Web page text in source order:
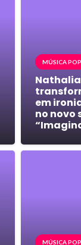
MÚSICA POP
em
no novo
MÚSICA POP